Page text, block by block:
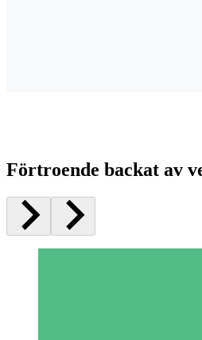
Förtroende backat av